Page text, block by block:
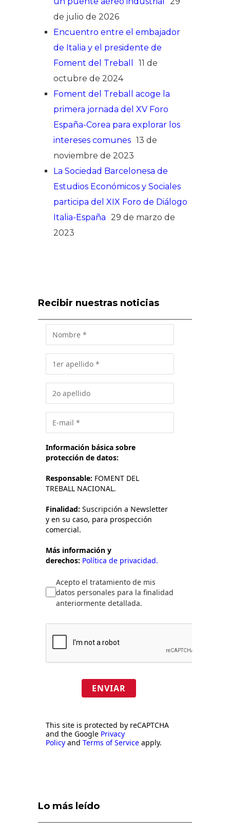
de julio de 2026
Encuentro entre el embajador
de Italia y el presidente de
Foment del Treball
11 de
octubre de 2024
Foment del Treball acoge la
primera jornada del XV Foro
España-Corea para explorar los
intereses comunes 13 de
noviembre de 2023
La Sociedad Barcelonesa de
Estudios Económicos y Sociales
participa del XIX Foro de Diálogo
Italia-España 29 de marzo de
2023
Recibir nuestras noticias
Información básica sobre
protección de datos:
Responsable: FOMENT DEL
TREBALL NACIONAL.
Finalidad: Suscripción a Newsletter
y en su caso, para prospección
comercial.
Más información y
derechos: Política de privacidad.
Acepto el tratamiento de mis
datos personales para la finalidad
anteriormente detallada.
ENVIAR
This site is protected by reCAPTCHA
and the Google Privacy
Policy and Terms of Service apply.
Lo más leído